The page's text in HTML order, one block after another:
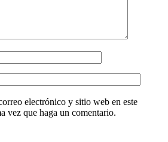
electrónico y sitio web en este
vez que haga un comentario.